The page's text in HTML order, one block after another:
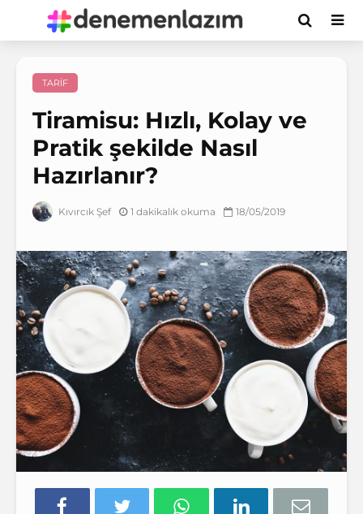
TARIF
Tiramisu: Hızlı, Kolay ve
Pratik şekilde Nasıl
Hazırlanır?
Kıvırcık Şef 1 dakikalık okuma 18/05/2019